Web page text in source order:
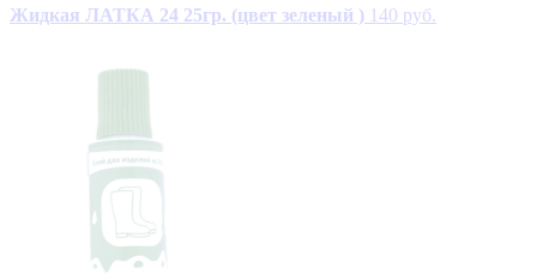
Жидкая ЛАТКА 24 25гр. (цвет зеленый ) 140 руб.